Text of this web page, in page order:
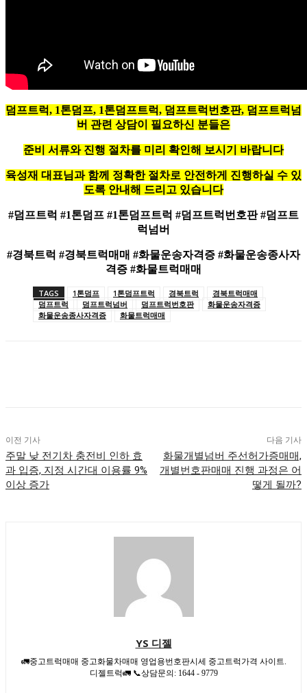
덤프트럭, 1톤덤프, 1톤덤프트럭, 덤프트럭번호판, 덤프트럭넘
버 관련 상담이 필요하신 분들은
준비 서류와 진행 절차를 미리 확인해 보시기 바랍니다
육성재 대표님과 함께 정확한 절차로 안전하게 진행하실 수 있
도록 안내해 드리고 있습니다
#덤프트럭 #1톤덤프 #1톤덤프트럭 #덤프트럭번호판 #덤프트
럭넘버
#경북트럭 #경북트럭매매 #화물운송자격증 #화물운송종사자
격증 #화물트럭매매
TAGS 1톤덤프 1톤덤프트럭 경북트럭
경북트럭매매
덤프트럭
덤프트럭넘버 덤프트럭번호판
화물운송자격증
화물운송종사자격증
화물트럭매매
이전 기사
주말 낮 전기차 충전비 인하 효
과 입증, 지정 시간대 이용률 9%
이상 증가
다음 기사
화물개별넘버 주선허가증매매,
개별번호판매매 진행 과정은 어
떻게 될까?
YS 디젤
🚛중고트럭매매 중고화물차매매 영업용번호판시세 중고트럭가격 사이트.
디젤트럭🚛 📞상담문의: 1644 - 9779